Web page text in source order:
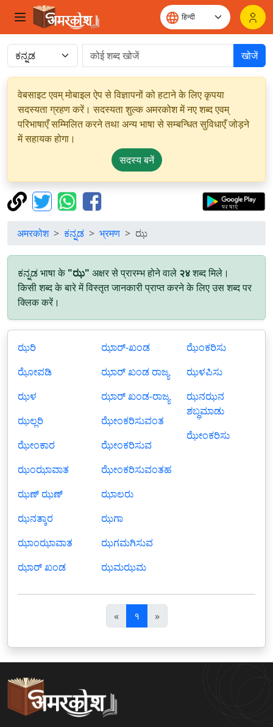
खोजें
वेबसाइट एवम् मोबाइल ऐप से विज्ञापनों को हटाने के लिए कृपया
सदस्यता ग्रहण करें। सदस्यता शुल्क अमरकोश में नए शब्द एवम्
परिभाषाएँ सम्मिलित करने तथा अन्य भाषा से सम्बन्धित सुविधाएँ जोड़ने
में सहायक होगा।
सदस्य बनें
अमरकोश ಕನ್ನಡ भ्रमण ಝ
ಕನ್ನಡ भाषा के "ಝ" अक्षर से प्रारम्भ होने वाले २४शब्द मिले।
किसी शब्द के बारे में विस्तृत जानकारी प्राप्त करने के लिए उस शब्द पर
क्लिक करें।
ಝರಿ
ಝೋಪಡಿ
ಝಳ
ಝಲ್ಲರಿ
ಝೇಂಕಾರ
ಝಂಝಾವಾತ
ಝಣ್ ಝಣ್
ಝನತ್ಕಾರ
ಝಾಂಝಾವಾತ
ಝಾರ್ ಖಂಡ
ಝಾರ್-ಖಂಡ
ಝಾರ್ ಖಂಡ ರಾಜ್ಯ
ಝಾರ್ ಖಂಡ-ರಾಜ್ಯ
ಝೇಂಕರಿಸುವಂತ
ಝೇಂಕರಿಸುವ
ಝೇಂಕರಿಸುವಂತಹ
ಝಾಲರು
ಝಗಾ
ಝಗಮಗಿಸುವ
ಝಮಝಮ
ಝೆಂಕರಿಸು
ಝಳಪಿಸು
ಝನಝನ
ಶಬ್ಧಮಾಡು
ಝೇಂಕರಿಸು
«पि
छ
ला
१ »अ
ग
ला